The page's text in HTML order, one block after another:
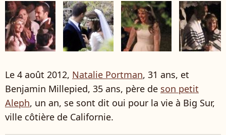
Le 4 août 2012, Natalie Portman, 31 ans, et
Benjamin Millepied, 35 ans, père de son petit
Aleph, un an, se sont dit oui pour la vie à Big Sur,
ville côtière de Californie.